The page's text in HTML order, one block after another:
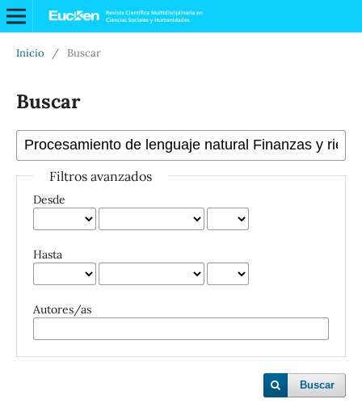
Inicio / Buscar
Buscar
Filtros avanzados
Desde
Hasta
Autores/as
Buscar